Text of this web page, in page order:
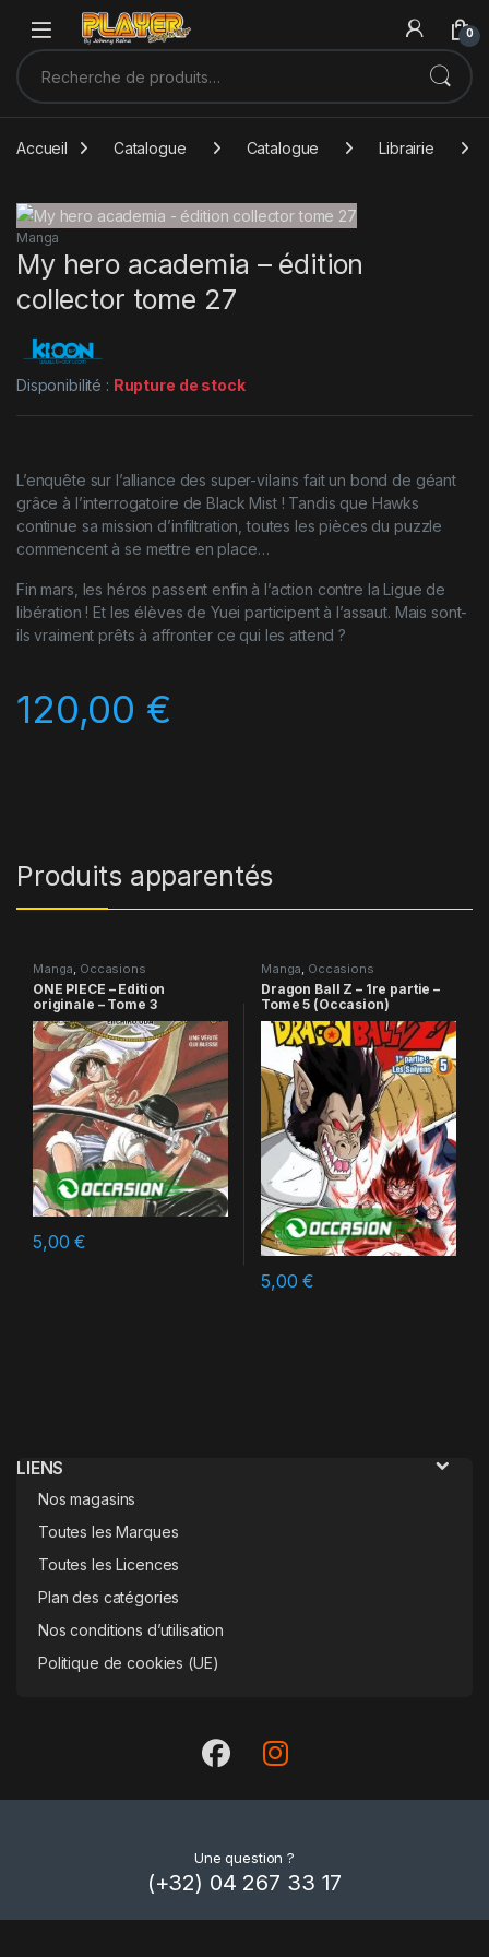
Sauter à la navigation
Skip to content
0
Recherche pour :
Accueil Catalogue Catalogue Librairie
Manga
My hero academia – édition
collector tome 27
Disponibilité : Rupture de stock
L’enquête sur l’alliance des super-vilains fait un bond de géant
grâce à l’interrogatoire de Black Mist ! Tandis que Hawks
continue sa mission d’infiltration, toutes les pièces du puzzle
commencent à se mettre en place…
Fin mars, les héros passent enfin à l’action contre la Ligue de
libération ! Et les élèves de Yuei participent à l’assaut. Mais sont-
ils vraiment prêts à affronter ce qui les attend ?
120,00 €
Produits apparentés
Manga, Occasions
ONE PIECE – Edition
originale – Tome 3
5,00€
Manga, Occasions
Dragon Ball Z – 1re partie –
Tome 5 (Occasion)
5,00€
LIENS
Nos magasins
Toutes les Marques
Toutes les Licences
Plan des catégories
Nos conditions d’utilisation
Politique de cookies (UE)
Une question ?
(+32) 04 267 33 17